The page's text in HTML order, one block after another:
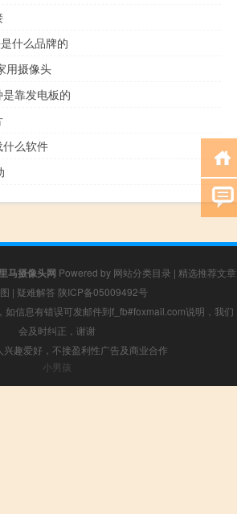
什么品牌的
用摄像头
靠发电板的
么软件
马摄像头网 Powered by 网站分类目录 | 精选推荐文章
| 疑难解答 陕ICP备05009492号
如信息有错误可发邮件到f_fb#foxmail.com说明，我们
会及时纠正，谢谢
兴趣爱好，不接盈利性广告及商业合作
小男孩